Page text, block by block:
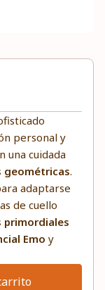
personal y
una cuidada
geométricas.
adaptarse
de cuello
primordiales
Emo y